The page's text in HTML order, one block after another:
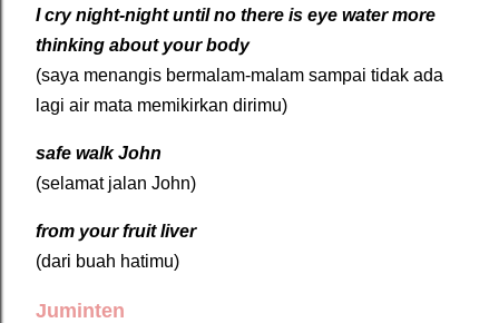
I cry night-night until no there is eye water more
thinking about your body
(saya menangis bermalam-malam sampai tidak ada
lagi air mata memikirkan dirimu)
safe walk John
(selamat jalan John)
from your fruit liver
(dari buah hatimu)
Juminten